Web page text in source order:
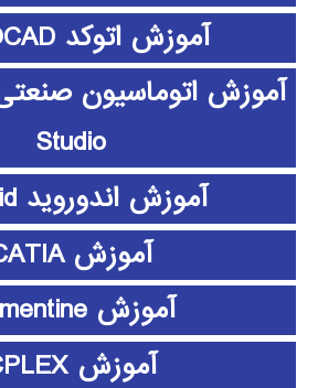
آموزش اتوکد AUTOCAD
Studio
آموزش اندوروید android
آموزش CATIA
آموزش clementine
آموزش CPLEX